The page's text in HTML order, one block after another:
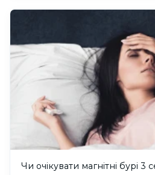
Чи очікувати магнітні бурі 3